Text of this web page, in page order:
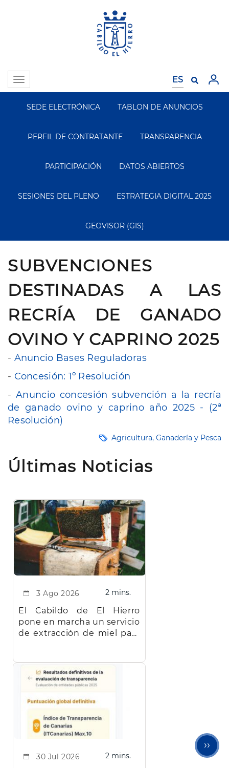
Toggle
navigation
Segundo
Menu
SEDE ELECTRÓNICA TABLON DE ANUNCIOS
PERFIL DE CONTRATANTE TRANSPARENCIA
PARTICIPACIÓN DATOS ABIERTOS
SESIONES DEL PLENO ESTRATEGIA DIGITAL 2025
GEOVISOR (GIS)
SUBVENCIONES
DESTINADAS A LAS
RECRÍA DE GANADO
OVINO Y CAPRINO 2025
- Anuncio Bases Reguladoras
- Concesión: 1º Resolución
-Anuncio concesión subvención a la recría
de ganado ovino y caprino año 2025 - (2ª
Resolución)
Agricultura, Ganadería y Pesca
Últimas Noticias
3 Ago 2026 2 mins.
El Cabildo de El Hierro
pone en marcha un servicio
de extracción de miel para
30 Jul 2026 2 mins.
››